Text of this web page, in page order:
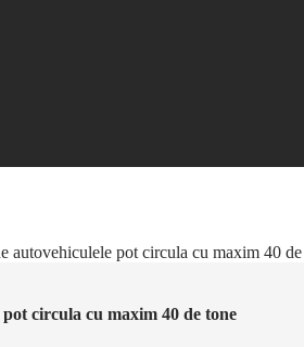
autovehiculele pot circula cu maxim 40
circula cu maxim 40 de tone